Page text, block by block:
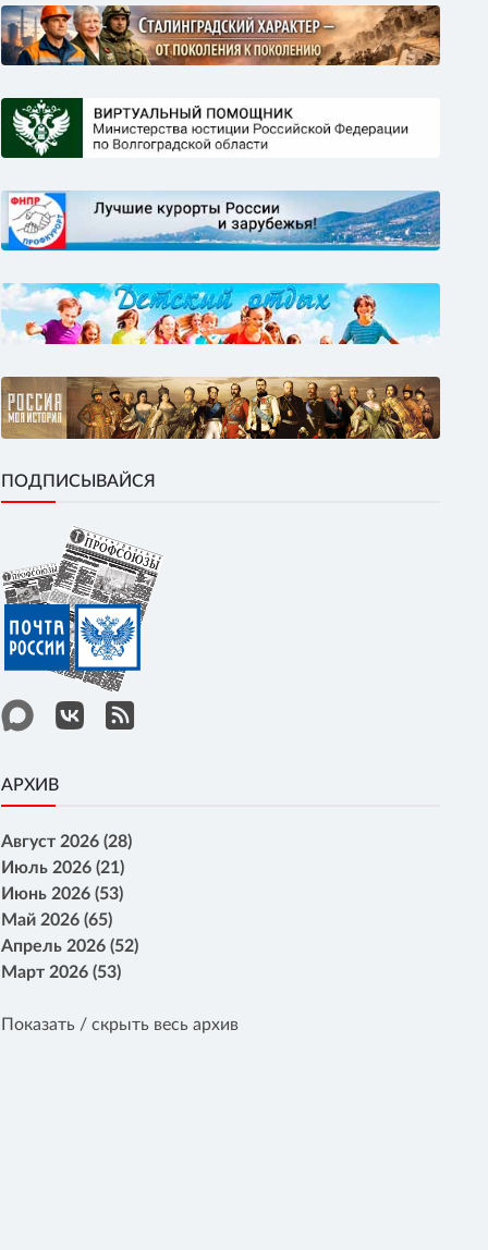
ПОДПИСЫВАЙСЯ
АРХИВ
Август 2026 (28)
Июль 2026 (21)
Июнь 2026 (53)
Май 2026 (65)
Апрель 2026 (52)
Март 2026 (53)
Показать / скрыть весь архив